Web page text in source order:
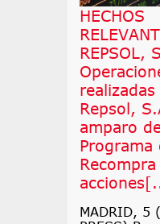
HECHOS
REPSOL,
Repsol,
amparo
Programa
MADRID, 5